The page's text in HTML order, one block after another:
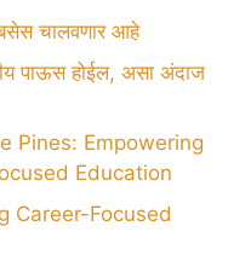
चालवणार आहे
पाऊस होईल, असा अंदाज
Pines: Empowering
Education
Career-Focused